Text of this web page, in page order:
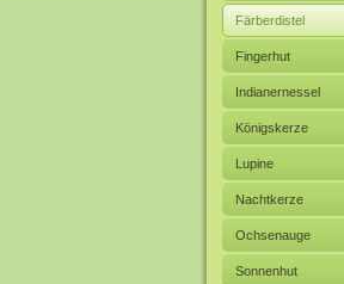
Färberdistel
Fingerhut
Indianernessel
Königskerze
Lupine
Nachtkerze
Ochsenauge
Sonnenhut